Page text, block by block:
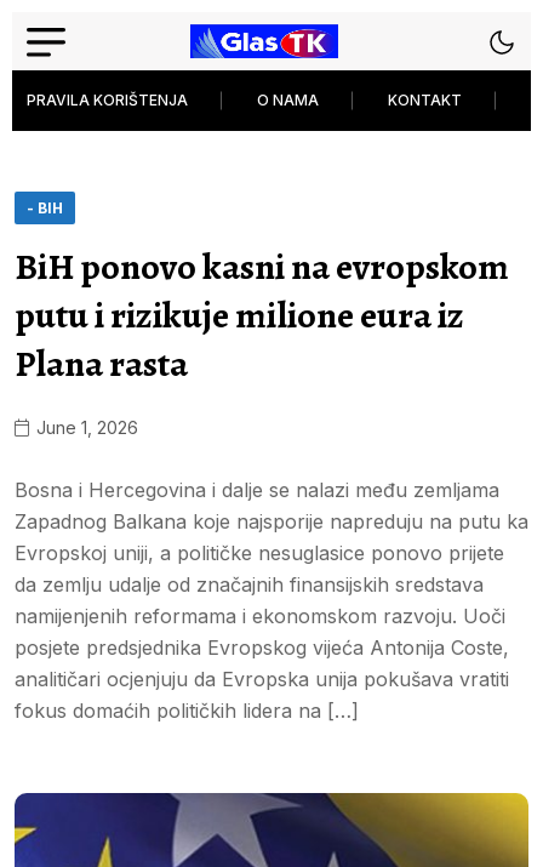
PRAVILA KORIŠTENJA O NAMA KONTAKT
- BIH
BiH ponovo kasni na evropskom
putu i rizikuje milione eura iz
Plana rasta
June 1, 2026
Bosna i Hercegovina i dalje se nalazi među zemljama
Zapadnog Balkana koje najsporije napreduju na putu ka
Evropskoj uniji, a političke nesuglasice ponovo prijete
da zemlju udalje od značajnih finansijskih sredstava
namijenjenih reformama i ekonomskom razvoju. Uoči
posjete predsjednika Evropskog vijeća Antonija Coste,
analitičari ocjenjuju da Evropska unija pokušava vratiti
fokus domaćih političkih lidera na […]